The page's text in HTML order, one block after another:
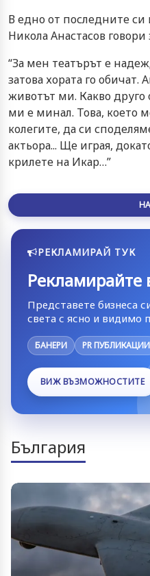
В едно от последните си
Никола Анастасов говори
“За мен театърът е
затова хората го обичат.
животът ми. Какво друго
ми е минал. Това, което
колегите, да си
актьора... Ще играя,
крилете на Икар…”
РЕКЛАМИРАЙ ТУК
Рекламирайте
Представете бизнеса
света с ясно и видимо
БАНЕРИ PR ПУБЛИКАЦИИ
ВИЖ ВЪЗМОЖНОСТИТЕ
България